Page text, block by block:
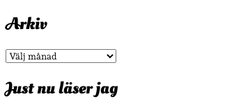
Arkiv
Arkiv
Just nu läser jag